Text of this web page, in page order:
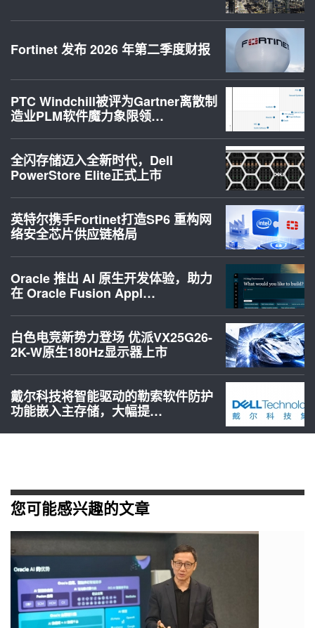
Fortinet 发布 2026 年第二季度财报
PTC Windchill被评为Gartner离散制
造业PLM软件魔力象限领…
全闪存储迈入全新时代，Dell
PowerStore Elite正式上市
英特尔携手Fortinet打造SP6 重构网
络安全芯片供应链格局
Oracle 推出 AI 原生开发体验，助力
在 Oracle Fusion Appl…
白色电竞新势力登场 优派VX25G26-
2K-W原生180Hz显示器上市
戴尔科技将智能驱动的勒索软件防护
功能嵌入主存储，大幅提…
您可能感兴趣的文章